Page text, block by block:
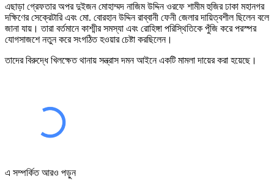
এছাড়া গ্রেফতার অপর দুইজন মোহাম্মদ নাজিম উদ্দিন ওরফে শামীম হুজির ঢাকা মহানগর
দক্ষিণের সেক্রেটারি এবং মো. বোরহান উদ্দিন রাব্বানী ফেনী জেলার দায়িত্বশীল ছিলেন বলে
জানা যায়। তারা বর্তমানে কাশ্মীর সমস্যা এবং রোহিঙ্গা পরিস্থিতিকে পুঁজি করে পরস্পর
যোগসাজশে নতুন করে সংগঠিত হওয়ার চেষ্টা করছিলেন।
তাদের বিরুদ্ধে খিলক্ষেত থানায় সন্ত্রাস দমন আইনে একটি মামলা দায়ের করা হয়েছে।
এ সম্পর্কিত আরও পড়ুন